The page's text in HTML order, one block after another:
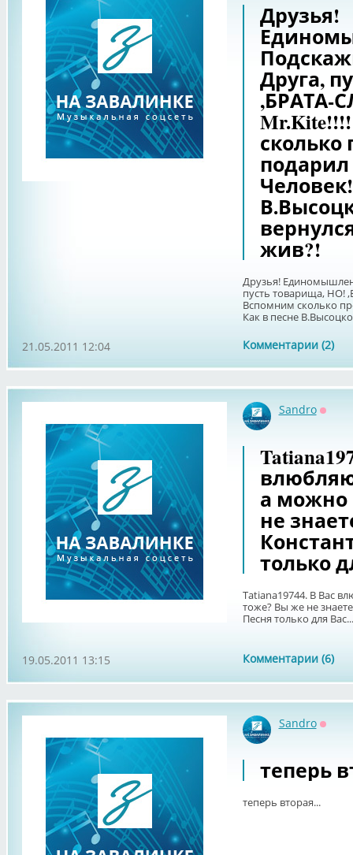
Друзья!
Друга,
,БРАТА-
сколько
жив?!
Друзья!
пусть товарища, НО!
Вспомним сколько
Как в песне
Комментарии (2)
21.05.2011 12:04
Sandro
а можно
не
только
Tatiana19744. В Вас
тоже? Вы же не
Песня только для Вас...
Комментарии (6)
19.05.2011 13:15
Sandro
теперь
теперь вторая...